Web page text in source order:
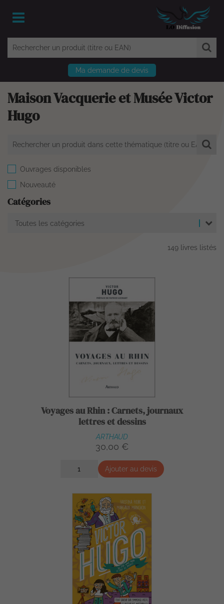
Ma demande de devis
Maison Vacquerie et Musée Victor
Hugo
Ouvrages disponibles
Nouveauté
Catégories
Toutes les catégories
149 livres listés
Voyages au Rhin : Carnets, journaux
lettres et dessins
ARTHAUD
30,00 €
Ajouter au devis